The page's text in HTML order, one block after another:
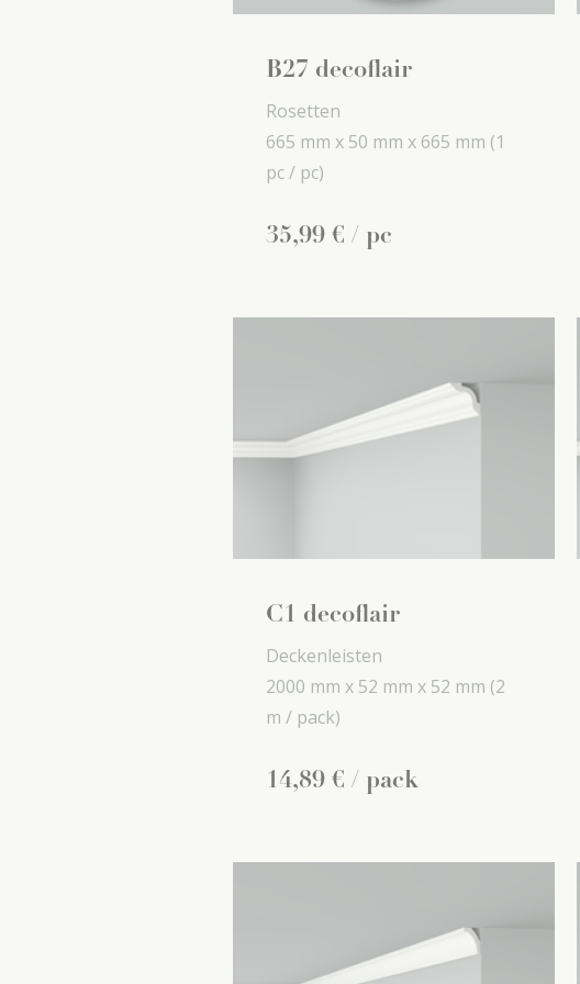
B27 decoflair
Rosetten
665 mm x 50 mm x 665 mm (1
pc / pc)
35,99 € / pc
C1 decoflair
Deckenleisten
2000 mm x 52 mm x 52 mm (2
m / pack)
14,89 € / pack